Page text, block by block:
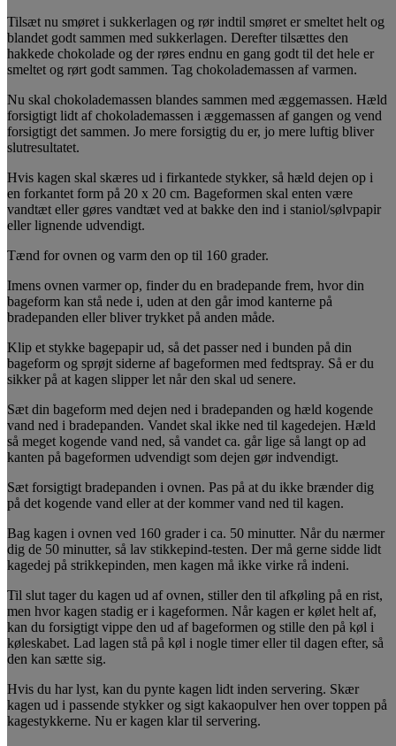
Tilsæt nu smøret i sukkerlagen og rør indtil smøret er smeltet helt og
blandet godt sammen med sukkerlagen. Derefter tilsættes den
hakkede chokolade og der røres endnu en gang godt til det hele er
smeltet og rørt godt sammen. Tag chokolademassen af varmen.
Nu skal chokolademassen blandes sammen med æggemassen. Hæld
forsigtigt lidt af chokolademassen i æggemassen af gangen og vend
forsigtigt det sammen. Jo mere forsigtig du er, jo mere luftig bliver
slutresultatet.
Hvis kagen skal skæres ud i firkantede stykker, så hæld dejen op i
en forkantet form på 20 x 20 cm. Bageformen skal enten være
vandtæt eller gøres vandtæt ved at bakke den ind i staniol/sølvpapir
eller lignende udvendigt.
Tænd for ovnen og varm den op til 160 grader.
Imens ovnen varmer op, finder du en bradepande frem, hvor din
bageform kan stå nede i, uden at den går imod kanterne på
bradepanden eller bliver trykket på anden måde.
Klip et stykke bagepapir ud, så det passer ned i bunden på din
bageform og sprøjt siderne af bageformen med fedtspray. Så er du
sikker på at kagen slipper let når den skal ud senere.
Sæt din bageform med dejen ned i bradepanden og hæld kogende
vand ned i bradepanden. Vandet skal ikke ned til kagedejen. Hæld
så meget kogende vand ned, så vandet ca. går lige så langt op ad
kanten på bageformen udvendigt som dejen gør indvendigt.
Sæt forsigtigt bradepanden i ovnen. Pas på at du ikke brænder dig
på det kogende vand eller at der kommer vand ned til kagen.
Bag kagen i ovnen ved 160 grader i ca. 50 minutter. Når du nærmer
dig de 50 minutter, så lav stikkepind-testen. Der må gerne sidde lidt
kagedej på strikkepinden, men kagen må ikke virke rå indeni.
Til slut tager du kagen ud af ovnen, stiller den til afkøling på en rist,
men hvor kagen stadig er i kageformen. Når kagen er kølet helt af,
kan du forsigtigt vippe den ud af bageformen og stille den på køl i
køleskabet. Lad lagen stå på køl i nogle timer eller til dagen efter, så
den kan sætte sig.
Hvis du har lyst, kan du pynte kagen lidt inden servering. Skær
kagen ud i passende stykker og sigt kakaopulver hen over toppen på
kagestykkerne. Nu er kagen klar til servering.